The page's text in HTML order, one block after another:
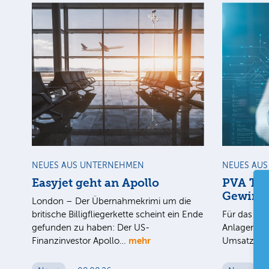
NEUES AUS UNTERNEHMEN
Easyjet geht an Apollo
London – Der Übernahmekrimi um die
britische Billigfliegerkette scheint ein Ende
gefunden zu haben: Der US-
Finanzinvestor Apollo… mehr
NEUES
PVA
Für das 1.
Umsatz